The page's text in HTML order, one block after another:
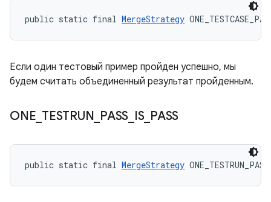
public static final MergeStrategy
Если один тестовый пример пройден успешно, мы
будем считать объединенный результат пройденным.
ONE TESTRUN PASS IS_ PASS
public static final MergeStrategy